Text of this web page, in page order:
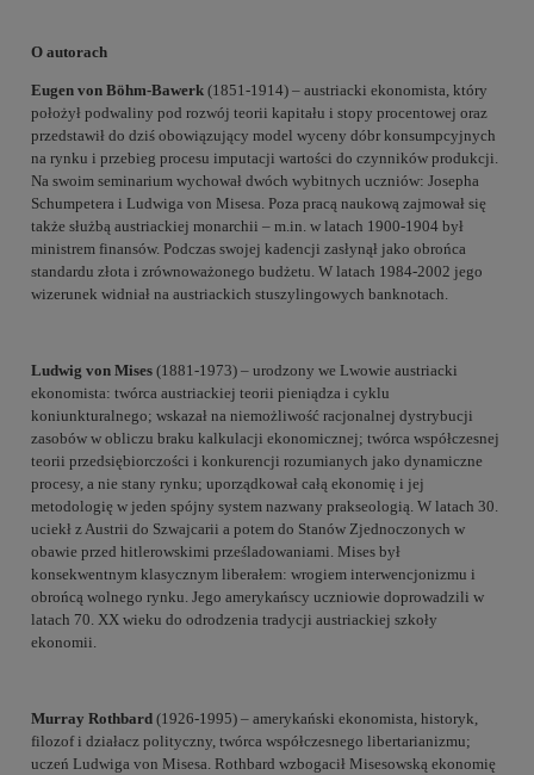
O autorach
Eugen von Böhm-Bawerk (1851-1914) – austriacki ekonomista, który
położył podwaliny pod rozwój teorii kapitału i stopy procentowej oraz
przedstawił do dziś obowiązujący model wyceny dóbr konsumpcyjnych
na rynku i przebieg procesu imputacji wartości do czynników produkcji.
Na swoim seminarium wychował dwóch wybitnych uczniów: Josepha
Schumpetera i Ludwiga von Misesa. Poza pracą naukową zajmował się
także służbą austriackiej monarchii – m.in. w latach 1900-1904 był
ministrem finansów. Podczas swojej kadencji zasłynął jako obrońca
standardu złota i zrównoważonego budżetu. W latach 1984-2002 jego
wizerunek widniał na austriackich stuszylingowych banknotach.
Ludwig von Mises (1881-1973) – urodzony we Lwowie austriacki
ekonomista: twórca austriackiej teorii pieniądza i cyklu
koniunkturalnego; wskazał na niemożliwość racjonalnej dystrybucji
zasobów w obliczu braku kalkulacji ekonomicznej; twórca współczesnej
teorii przedsiębiorczości i konkurencji rozumianych jako dynamiczne
procesy, a nie stany rynku; uporządkował całą ekonomię i jej
metodologię w jeden spójny system nazwany prakseologią. W latach 30.
uciekł z Austrii do Szwajcarii a potem do Stanów Zjednoczonych w
obawie przed hitlerowskimi prześladowaniami. Mises był
konsekwentnym klasycznym liberałem: wrogiem interwencjonizmu i
obrońcą wolnego rynku. Jego amerykańscy uczniowie doprowadzili w
latach 70. XX wieku do odrodzenia tradycji austriackiej szkoły
ekonomii.
Murray Rothbard (1926-1995) – amerykański ekonomista, historyk,
filozof i działacz polityczny, twórca współczesnego libertarianizmu;
uczeń Ludwiga von Misesa. Rothbard wzbogacił Misesowską ekonomię